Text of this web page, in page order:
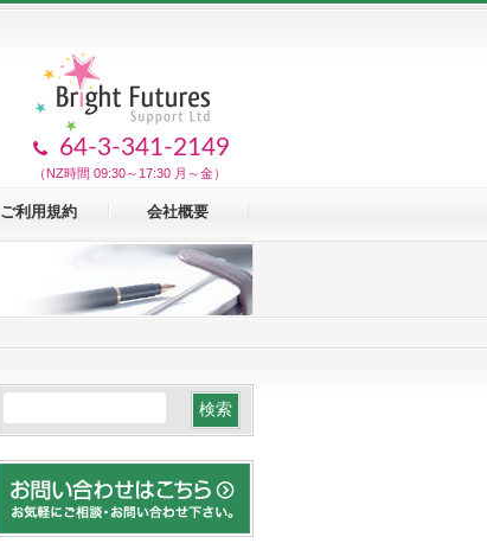
64-3-341-2149
（NZ時間 09:30～17:30 月～金）
ご利用規約 会社概要